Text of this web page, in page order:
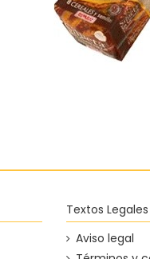
Textos Legales
Aviso legal